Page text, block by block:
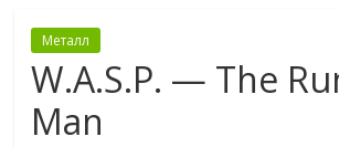
Металл
W.A.S.P. — The
Man